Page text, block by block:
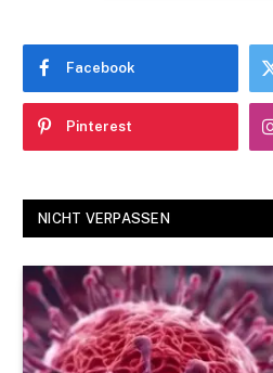
Facebook
Pinterest
NICHT VERPASSEN